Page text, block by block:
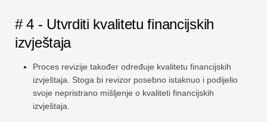
# 4 - Utvrditi kvalitetu financijskih
izvještaja
Proces revizije također određuje kvalitetu financijskih
izvještaja. Stoga bi revizor posebno istaknuo i podijelio
svoje nepristrano mišljenje o kvaliteti financijskih
izvještaja.